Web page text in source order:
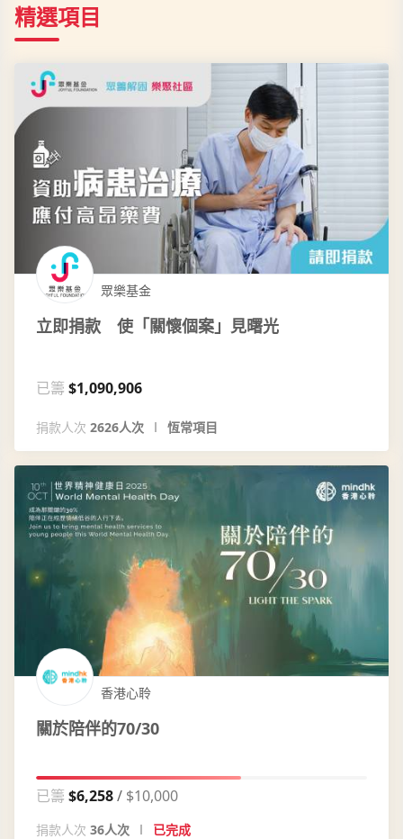
精選項目
眾樂基金
立即捐款 使「關懷個案」見曙光
已籌 $1,090,906
捐款人次 2626人次 恆常項目
香港心聆
關於陪伴的70/30
已籌 $6,258 $10,000
捐款人次 36人次 已完成